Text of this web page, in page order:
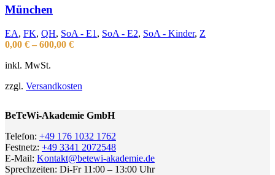
München
EA, FK, QH, SoA - E1 , SoA - E2, SoA - Kinder, Z
0,00 € – 600,00 €
inkl. MwSt.
zzgl. Versandkosten
BeTeWi-Akademie GmbH
Telefon: +49 176 1032 1762
Festnetz: +49 3341 2072548
E-Mail: Kontakt@betewi-akademie.de
Sprechzeiten: Di-Fr 11:00 – 13:00 Uhr